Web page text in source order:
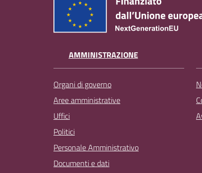
AMMINISTRAZIONE
Organi di governo
Aree amministrative
Uffici
Politici
Personale Amministrativo
Documenti e dati